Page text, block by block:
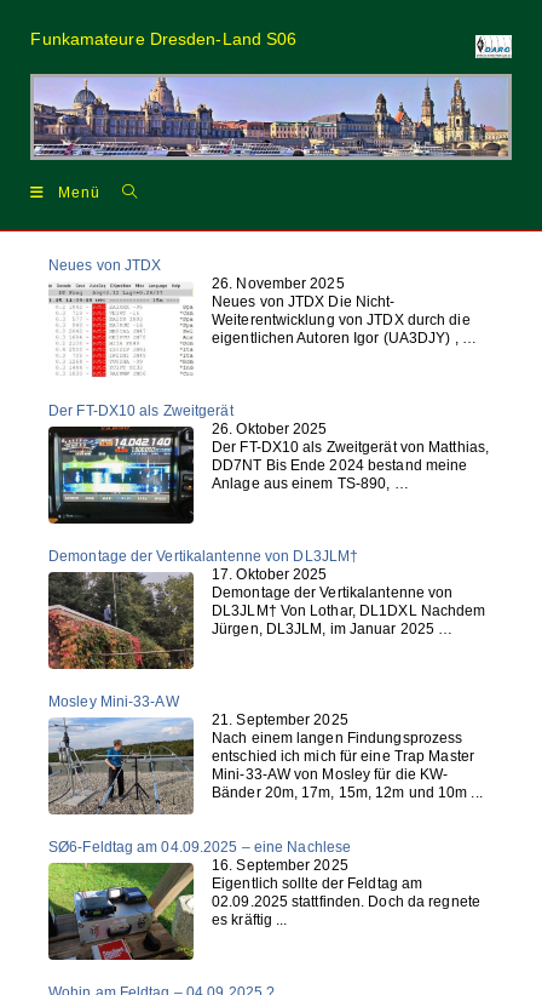
InhaltFunkamateure Dresden-Land S06
Menü
Neues von JTDX
26. November 2025
Neues von JTDX Die Nicht-
Weiterentwicklung von JTDX durch die
eigentlichen Autoren Igor (UA3DJY) , …
Der FT-DX10 als Zweitgerät
26. Oktober 2025
Der FT-DX10 als Zweitgerät von Matthias,
DD7NT Bis Ende 2024 bestand meine
Anlage aus einem TS-890, …
Demontage der Vertikalantenne von DL3JLM†
17. Oktober 2025
Demontage der Vertikalantenne von
DL3JLM† Von Lothar, DL1DXL Nachdem
Jürgen, DL3JLM, im Januar 2025 …
Mosley Mini-33-AW
21. September 2025
Nach einem langen Findungsprozess
entschied ich mich für eine Trap Master
Mini-33-AW von Mosley für die KW-
Bänder 20m, 17m, 15m, 12m und 10m ...
SØ6-Feldtag am 04.09.2025 – eine Nachlese
16. September 2025
Eigentlich sollte der Feldtag am
02.09.2025 stattfinden. Doch da regnete
es kräftig ...